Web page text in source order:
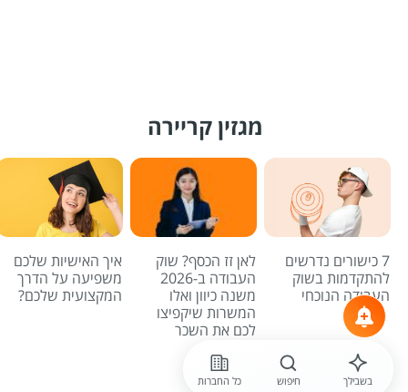
מגזין קריירה
7 כישורים נדרשים
להתקדמות בשוק
העבודה הנוכחי
לאן זז הכסף? שוק
העבודה ב-2026
משנה כיוון ואלו
המשרות שיקפיצו
לכם את השכר
איך האישיות שלכם
משפיעה על הדרך
המקצועית שלכם?
לכל הכתבות
בשבילך חיפוש כל החברות